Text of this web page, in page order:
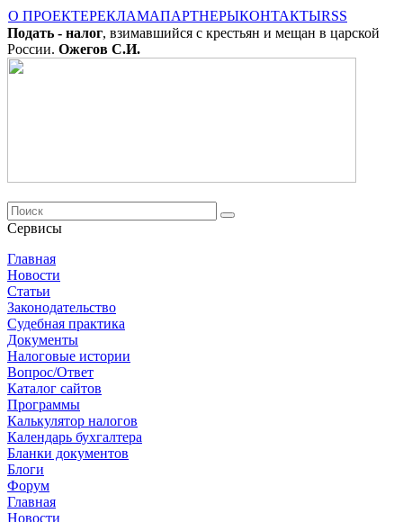
О ПРОЕКТЕРЕКЛАМАПАРТНЕРЫКОНТАКТЫRSS
Подать - налог, взимавшийся с крестьян и мещан в царской
России. Ожегов С.И.
Сервисы
Главная
Новости
Cтатьи
Законодательство
Судебная практика
Документы
Налоговые истории
Вопрос/Ответ
Каталог сайтов
Программы
Калькулятор налогов
Календарь бухгалтера
Бланки документов
Блоги
Форум
Главная
Новости